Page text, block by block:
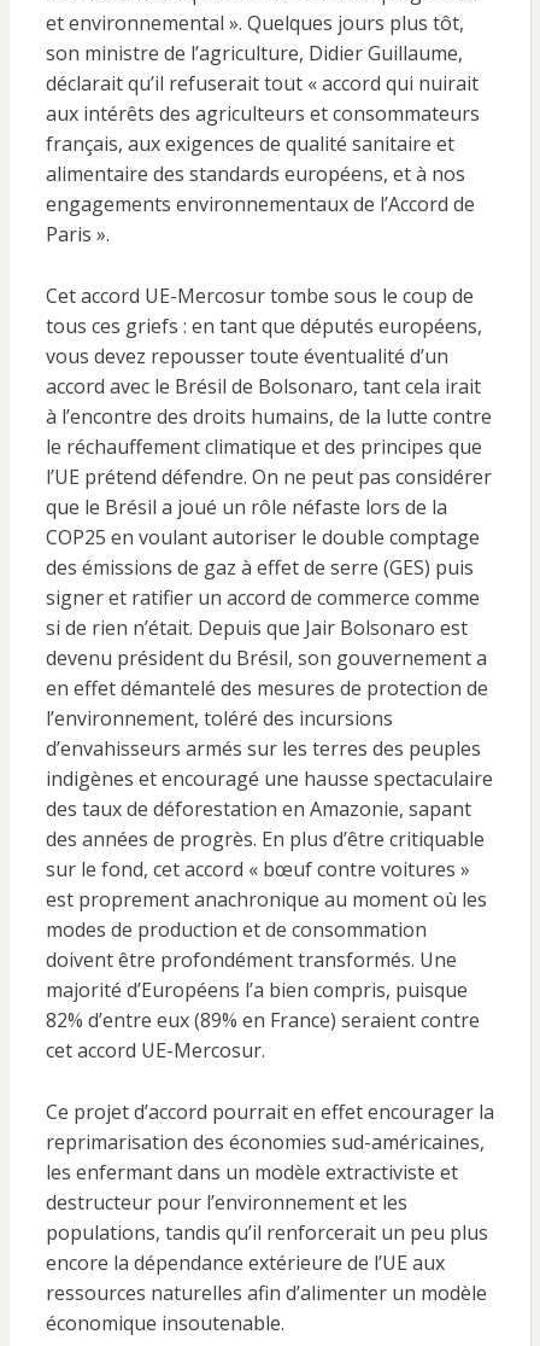
et environnemental ». Quelques jours plus tôt,
son ministre de l’agriculture, Didier Guillaume,
déclarait qu’il refuserait tout « accord qui nuirait
aux intérêts des agriculteurs et consommateurs
français, aux exigences de qualité sanitaire et
alimentaire des standards européens, et à nos
engagements environnementaux de l’Accord de
Paris ».
Cet accord UE-Mercosur tombe sous le coup de
tous ces griefs : en tant que députés européens,
vous devez repousser toute éventualité d’un
accord avec le Brésil de Bolsonaro, tant cela irait
à l’encontre des droits humains, de la lutte contre
le réchauffement climatique et des principes que
l’UE prétend défendre. On ne peut pas considérer
que le Brésil a joué un rôle néfaste lors de la
COP25 en voulant autoriser le double comptage
des émissions de gaz à effet de serre (GES) puis
signer et ratifier un accord de commerce comme
si de rien n’était. Depuis que Jair Bolsonaro est
devenu président du Brésil, son gouvernement a
en effet démantelé des mesures de protection de
l’environnement, toléré des incursions
d’envahisseurs armés sur les terres des peuples
indigènes et encouragé une hausse spectaculaire
des taux de déforestation en Amazonie, sapant
des années de progrès. En plus d’être critiquable
sur le fond, cet accord « bœuf contre voitures »
est proprement anachronique au moment où les
modes de production et de consommation
doivent être profondément transformés. Une
majorité d’Européens l’a bien compris, puisque
82% d’entre eux (89% en France) seraient contre
cet accord UE-Mercosur.
Ce projet d’accord pourrait en effet encourager la
reprimarisation des économies sud-américaines,
les enfermant dans un modèle extractiviste et
destructeur pour l’environnement et les
populations, tandis qu’il renforcerait un peu plus
encore la dépendance extérieure de l’UE aux
ressources naturelles afin d’alimenter un modèle
économique insoutenable.